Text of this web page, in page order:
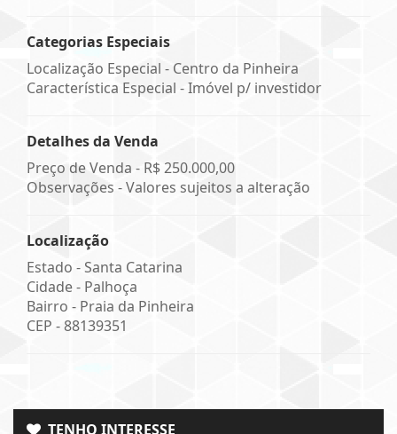
Categorias Especiais
Localização Especial - Centro da Pinheira
Característica Especial - Imóvel p/ investidor
Detalhes da Venda
Preço de Venda - R$ 250.000,00
Observações - Valores sujeitos a alteração
Localização
Estado - Santa Catarina
Cidade - Palhoça
Bairro - Praia da Pinheira
CEP -88139351
TENHO INTERESSE